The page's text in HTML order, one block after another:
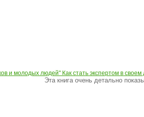
и молодых людей" Как стать экспертом в
Эта книга очень детально